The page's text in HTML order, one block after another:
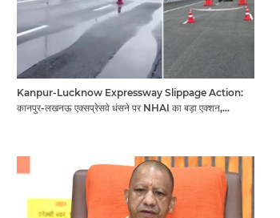
Kanpur-Lucknow Expressway Slippage Action:
कानपुर-लखनऊ एक्सप्रेसवे धंसने पर NHAI का बड़ा एक्शन,